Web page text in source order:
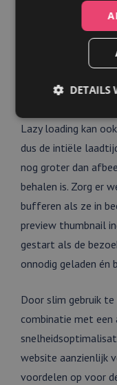
Werkt
voor
website?
Lazy loading kan
dus de intiële
nog groter dan
behalen is. Zorg er
bufferen als ze in
preview thumbnail
gestart als de
onnodig geladen
Door slim gebruik te
combinatie met een
website aanzienlijk
voordelen op voor
DETAILS
Strikt
Strikt
website kan
strikt
Naam